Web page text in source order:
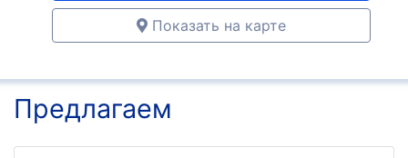
Показать на карте
Предлагаем